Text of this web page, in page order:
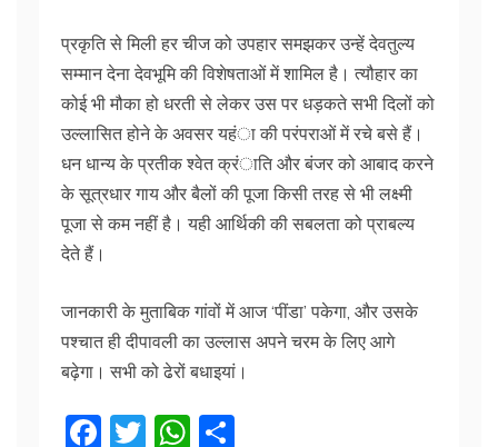
प्रकृति से मिली हर चीज को उपहार समझकर उन्हें देवतुल्य
सम्मान देना देवभूमि की विशेषताओं में शामिल है। त्यौहार का
कोई भी मौका हो धरती से लेकर उस पर धड़कते सभी दिलों को
उल्लासित होने के अवसर यहंा की परंपराओं में रचे बसे हैं।
धन धान्य के प्रतीक श्वेत क्रंाति और बंजर को आबाद करने
के सूत्रधार गाय और बैलों की पूजा किसी तरह से भी लक्ष्मी
पूजा से कम नहीं है। यही आर्थिकी की सबलता को प्राबल्य
देते हैं।
जानकारी के मुताबिक गांवों में आज ‘पींडा’ पकेगा, और उसके
पश्चात ही दीपावली का उल्लास अपने चरम के लिए आगे
बढ़ेगा। सभी को ढेरों बधाइयां।
F
T
W